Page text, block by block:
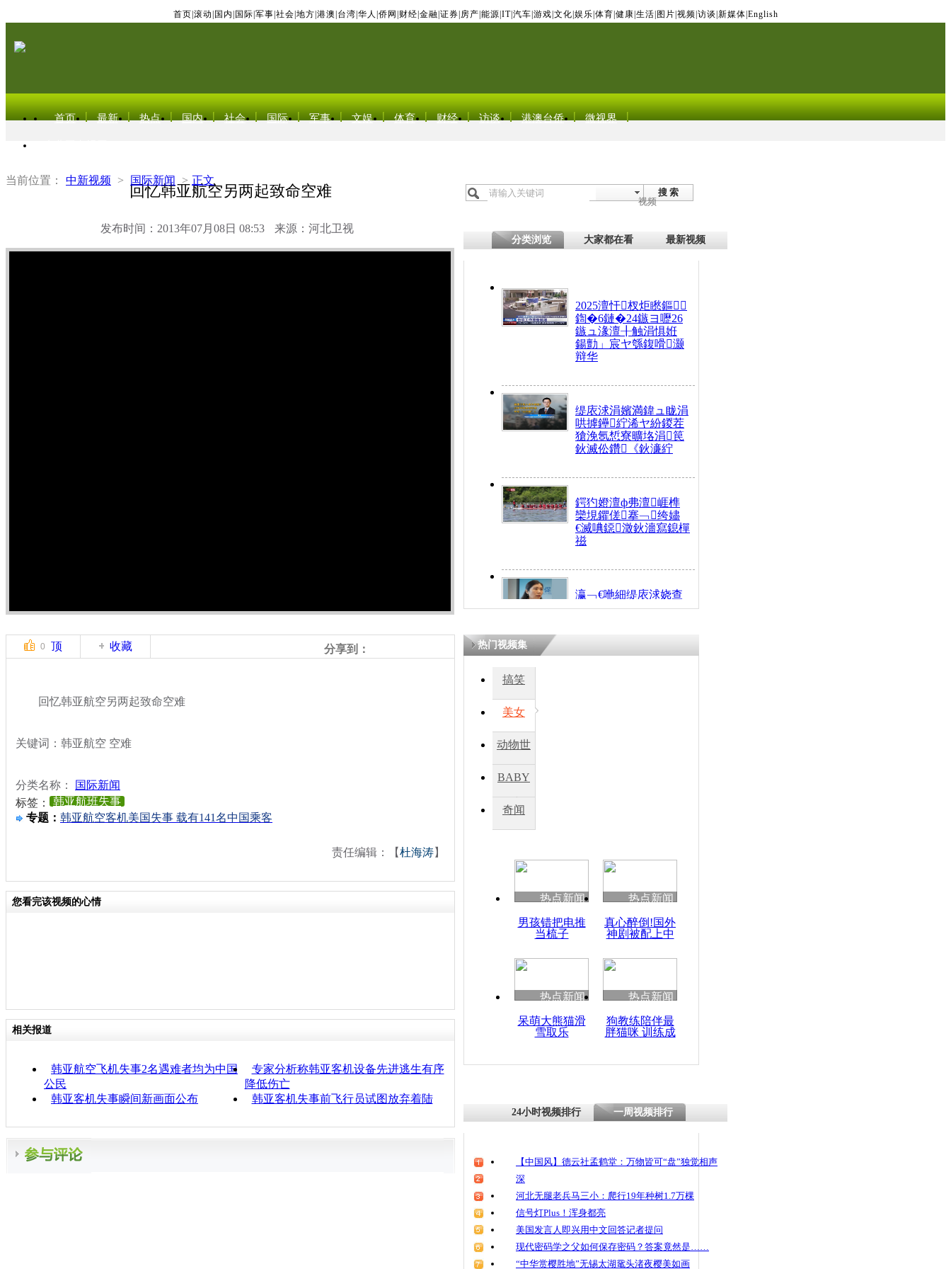
首页 滚动 国内 国际 军事 社会 地方 港澳 台湾 华人 侨网 财经 金融 证券 房产 能源 IT| 汽车 游戏 文化 娱乐 体育 健康 生活 图片 视频 访谈 新媒体 English
首页 最新 热点 国内 社会 国际 军事 文娱 体育 财经 访谈 港澳台侨 微视界
当前位置： 中新视频 > 国际新闻 > 正文
回忆韩亚航空另两起致命空难
发布时间：2013年07月08日 08:53 来源：河北卫视
搜 索
视频
分类浏览 大家都在看 最新视频
2025澶忓杈炬矁鏂
鍧�6鏈�24鏃ヨ嚦26
鏃ュ湪澶╂触涓惧姙
鍚勯」宸ヤ綔鍑嗗灏
辩华
缇庡浗涓嬪満鍏ュ眬涓
哄摢鑸紵浠ヤ紛鍐茬
獊浼氬惁寮曠垎涓笢
鈥滅伀鑽《鈥濓紵
鍔犳嬁澶ф弗澶崕榫
欒垷鑺傞搴﹁绔嬧
€滅唺鐚澂鈥濇寫鎴樿
禌
瀛﹁€咃細缇庡浗娆查
€间笢鍗椾簹涓庝腑鍥
瘑灞€
0 顶 收藏 分享到：
回忆韩亚航空另两起致命空难
关键词：韩亚航空 空难
分类名称：
国际新闻
标签：
韩亚航班失事
专题： 韩亚航空客机美国失事 载有141名中国乘客
责任编辑：【杜海涛】
您看完该视频的心情
相关报道
韩亚航空飞机失事2名遇难者均为中国
公民
专家分析称韩亚客机设备先进逃生有序
降低伤亡
韩亚客机失事瞬间新画面公布
韩亚客机失事前飞行员试图放弃着陆
热门视频集
搞笑
美女
动物世
BABY
秀
奇闻
热点新闻
男孩错把电推
当梳子
热点新闻
真心醉倒!国外
神剧被配上中
热点新闻
呆萌大熊猫滑
雪取乐
热点新闻
狗教练陪伴最
胖猫咪 训练成
24小时视频排行 一周视频排行
【中国风】德云社孟鹤堂：万物皆可“盘”独觉相声
深
河北无腿老兵马三小：爬行19年种树1.7万棵
信号灯Plus！浑身都亮
美国发言人即兴用中文回答记者提问
现代密码学之父如何保存密码？答案竟然是……
“中华赏樱胜地”无锡太湖鼋头渚夜樱美如画